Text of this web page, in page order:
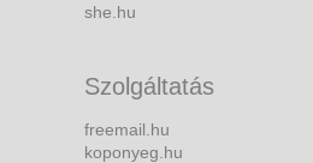
she.hu
Szolgáltatás
freemail.hu
koponyeg.hu